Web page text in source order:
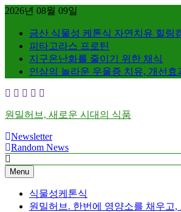
Skip
content
2026년 08월 09일
금산 식물성 케톤식 자연치유 힐링
피타고라스 프로틴
지구온난화를 줄이기 위한 채식
인삼의 놀라운 우울증 치유, 개선효
원밀허브, 새로운 시대의 식품
Newsletter
Random News
Menu
식물성케톤식
원밀허브. 한번에 영양소를 채우고